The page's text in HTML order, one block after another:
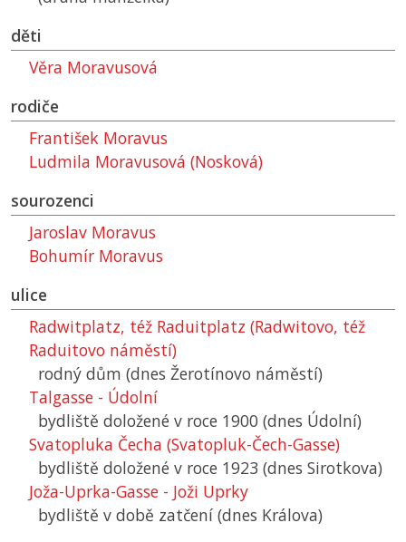
děti
Věra Moravusová
rodiče
František Moravus
Ludmila Moravusová (Nosková)
sourozenci
Jaroslav Moravus
Bohumír Moravus
ulice
Radwitplatz, též Raduitplatz (Radwitovo, též
Raduitovo náměstí)
rodný dům (dnes Žerotínovo náměstí)
Talgasse - Údolní
bydliště doložené v roce 1900 (dnes Údolní)
Svatopluka Čecha (Svatopluk-Čech-Gasse)
bydliště doložené v roce 1923 (dnes Sirotkova)
Joža-Uprka-Gasse - Joži Uprky
bydliště v době zatčení (dnes Králova)